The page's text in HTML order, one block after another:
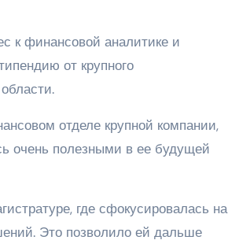
к финансовой аналитике и
от крупного
отделе крупной компании,
очень полезными в ее будущей
где сфокусировалась на
Это позволило ей дальше